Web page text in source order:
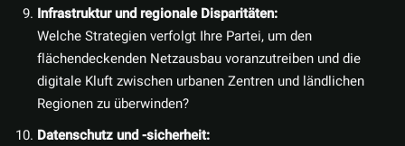
Infrastruktur und regionale Disparitäten:
Welche Strategien verfolgt Ihre Partei, um den
flächendeckenden Netzausbau voranzutreiben und die
digitale Kluft zwischen urbanen Zentren und ländlichen
Regionen zu überwinden?
Datenschutz und -sicherheit: